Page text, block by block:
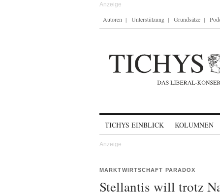
Autoren Unterstützung Grundsätze
TICHYS EINBLICK KOLUMNEN
MARKTWIRTSCHAFT PARADOX
Stellantis will trotz